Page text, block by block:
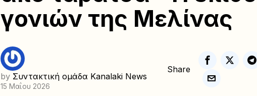
γονιών της Μελίνας
by Συντακτική ομάδα Kanalaki News
15 Μαΐου 2026
Share